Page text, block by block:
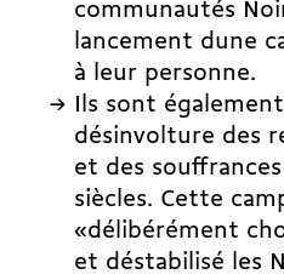
communautés
lancement dune
à leur personne.
Ils sont
désinvolture des
et des
siècles. Cette
«délibérément
et déstabilisé les